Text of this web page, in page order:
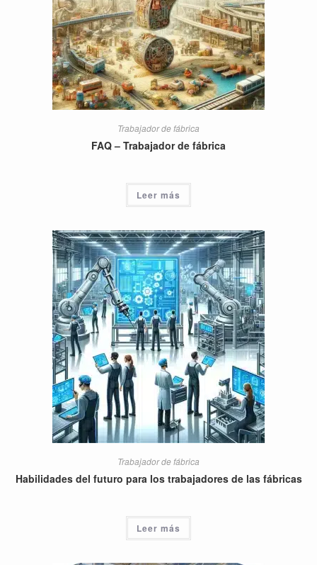
Trabajador de fábrica
FAQ – Trabajador de fábrica
Leer más
Trabajador de fábrica
Habilidades del futuro para los trabajadores de las fábricas
Leer más